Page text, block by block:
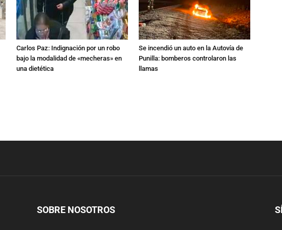
Carlos Paz: Indignación por un robo
bajo la modalidad de «mecheras» en
una dietética
Se incendió un auto en la Autovía de
Punilla: bomberos controlaron las
llamas
SOBRE NOSOTROS